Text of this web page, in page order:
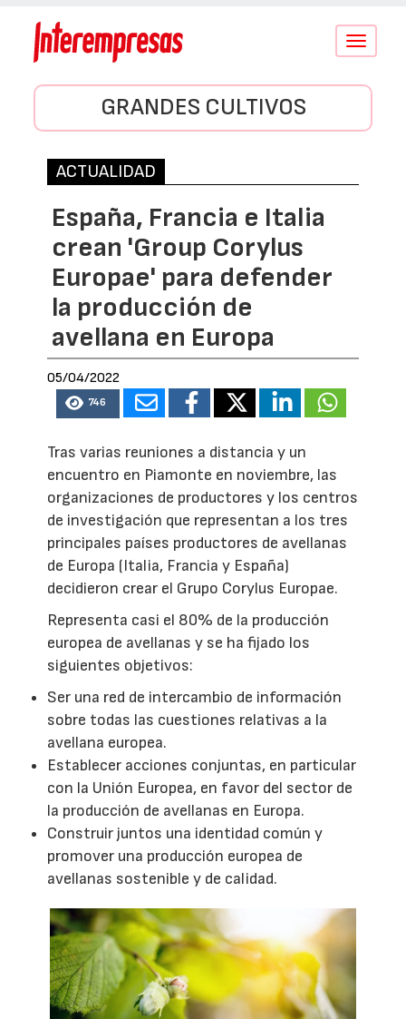
Conmutar
GRANDES CULTIVOS
ACTUALIDAD
España, Francia e Italia
crean 'Group Corylus
Europae' para defender
la producción de
avellana en Europa
05/04/2022
746
Tras varias reuniones a distancia y un
encuentro en Piamonte en noviembre, las
organizaciones de productores y los centros
de investigación que representan a los tres
principales países productores de avellanas
de Europa (Italia, Francia y España)
decidieron crear el Grupo Corylus Europae.
Representa casi el 80% de la producción
europea de avellanas y se ha fijado los
siguientes objetivos:
Ser una red de intercambio de información
sobre todas las cuestiones relativas a la
avellana europea.
Establecer acciones conjuntas, en particular
con la Unión Europea, en favor del sector de
la producción de avellanas en Europa.
Construir juntos una identidad común y
promover una producción europea de
avellanas sostenible y de calidad.